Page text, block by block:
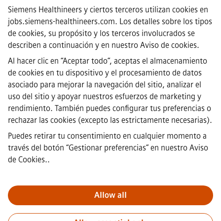
Siemens Healthineers y ciertos terceros utilizan cookies en
jobs.siemens-healthineers.com. Los detalles sobre los tipos
de cookies, su propósito y los terceros involucrados se
describen a continuación y en nuestro Aviso de cookies.
Al hacer clic en “Aceptar todo”, aceptas el almacenamiento
de cookies en tu dispositivo y el procesamiento de datos
asociado para mejorar la navegación del sitio, analizar el
uso del sitio y apoyar nuestros esfuerzos de marketing y
rendimiento. También puedes configurar tus preferencias o
rechazar las cookies (excepto las estrictamente necesarias).
Puedes retirar tu consentimiento en cualquier momento a
través del botón “Gestionar preferencias” en nuestro Aviso
de Cookies..
Allow all
Siemens Healthineers AG © 2026
Preguntas frecuentes
·
Información corporativa
·
Aviso de cookies
·
Términos y condiciones
Identificación digital
·
Canal de denuncias
Nota importante
solicita honorarios antes / durante / después del proceso de
solicitud. No pedimos datos bancarios o información financiera